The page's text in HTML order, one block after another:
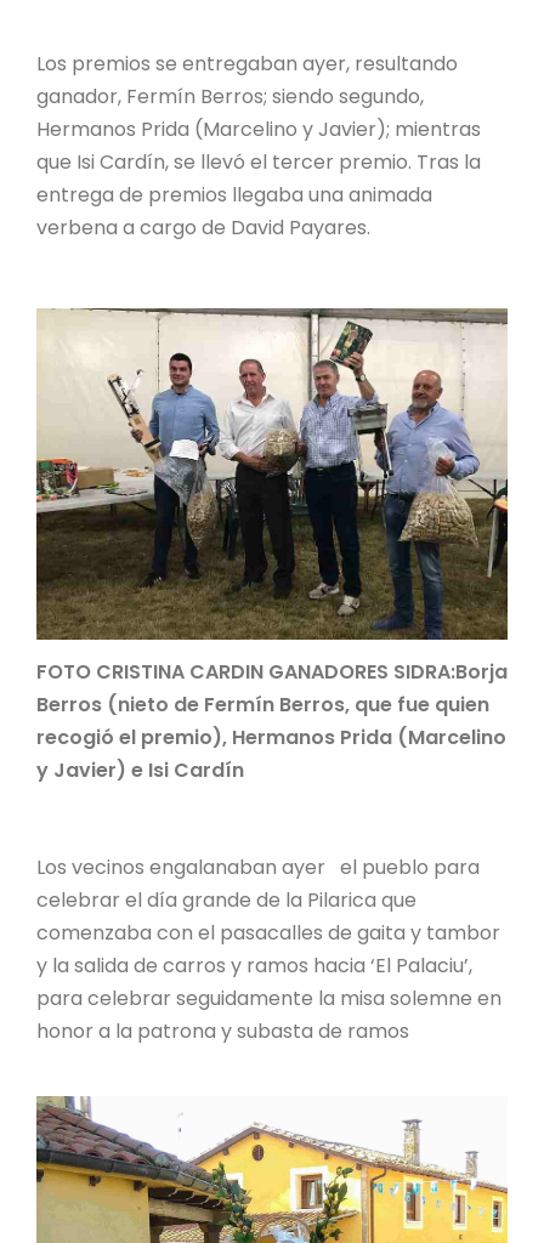
Los premios se entregaban ayer, resultando
ganador, Fermín Berros; siendo segundo,
Hermanos Prida (Marcelino y Javier); mientras
que Isi Cardín, se llevó el tercer premio. Tras la
entrega de premios llegaba una animada
verbena a cargo de David Payares.
FOTO CRISTINA CARDIN GANADORES SIDRA:Borja
Berros (nieto de Fermín Berros, que fue quien
recogió el premio), Hermanos Prida (Marcelino
y Javier) e Isi Cardín
Los vecinos engalanaban ayer el pueblo para
celebrar el día grande de la Pilarica que
comenzaba con el pasacalles de gaita y tambor
y la salida de carros y ramos hacia ‘El Palaciu’,
para celebrar seguidamente la misa solemne en
honor a la patrona y subasta de ramos